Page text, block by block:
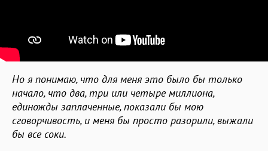
Но я понимаю, что для меня это было бы только
начало, что два, три или четыре миллиона,
единожды заплаченные, показали бы мою
сговорчивость, и меня бы просто разорили, выжали
бы все соки.